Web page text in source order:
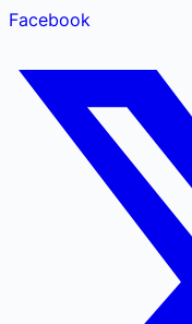
Facebook